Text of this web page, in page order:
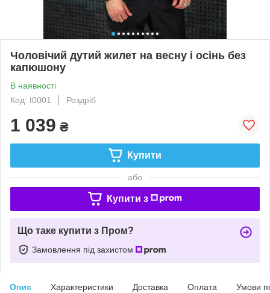
Чоловічий дутий жилет на весну і осінь без
капюшону
В наявності
Код: I0001
Роздріб
1 039 ₴
Купити
або
Купити з
Що таке купити з Пром?
Замовлення під захистом
Опис Характеристики Доставка Оплата Умови